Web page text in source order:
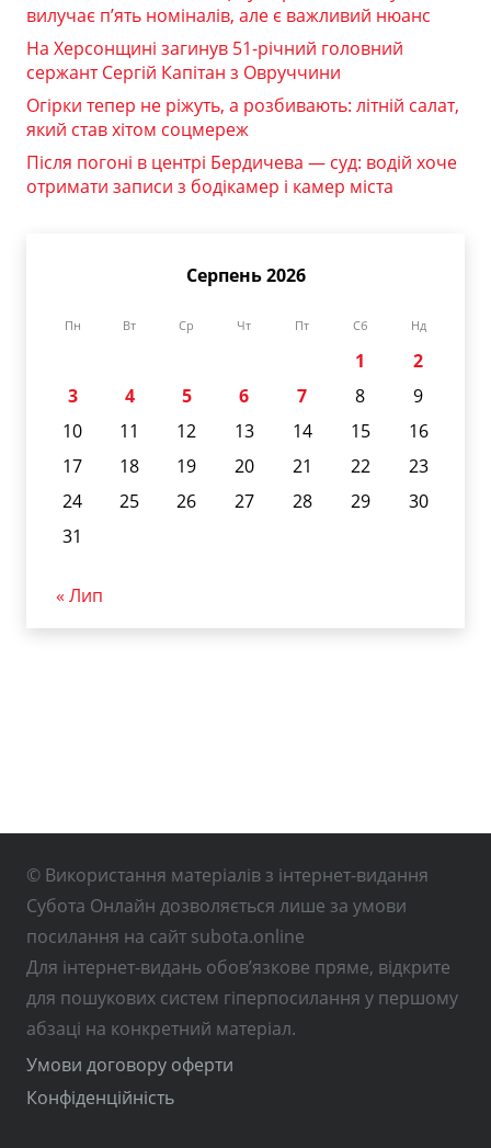
вилучає п’ять номіналів, але є важливий нюанс
На Херсонщині загинув 51-річний головний
сержант Сергій Капітан з Овруччини
Огірки тепер не ріжуть, а розбивають: літній салат,
який став хітом соцмереж
Після погоні в центрі Бердичева — суд: водій хоче
отримати записи з бодікамер і камер міста
Серпень 2026
Пн Вт Ср Чт Пт Сб Нд
1
2
3
4 5 6 7 8
9
10
11 12 13 14 15
16
17
18 19 20 21 22
23
24
25 26 27 28 29
30
31
« Лип
© Використання матеріалів з інтернет-видання
Субота Онлайн дозволяється лише за умови
посилання на сайт subota.online
Для інтернет-видань обов’язкове пряме, відкрите
для пошукових систем гіперпосилання у першому
абзаці на конкретний матеріал.
Умови договору оферти
Конфіденційність